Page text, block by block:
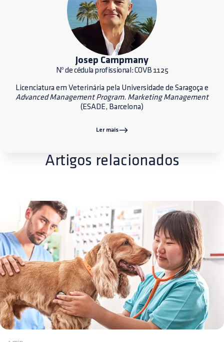
Josep Campmany
Nº de cédula profissional: COVB 1125
Licenciatura em Veterinária pela Universidade de Saragoça e
Advanced Management Program. Marketing Management
(ESADE, Barcelona)
Ler mais
Artigos relacionados